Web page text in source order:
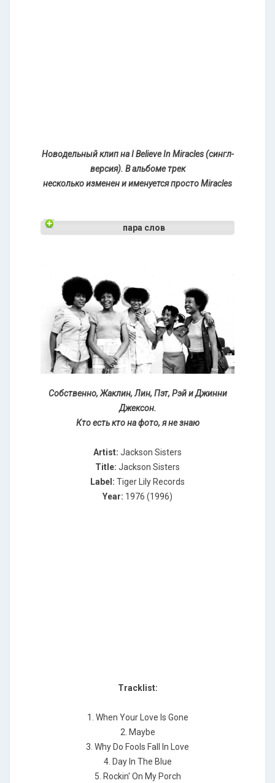
Новодельный клип на I Believe In Miracles (сингл-
версия). В альбоме трек
несколько изменен и именуется просто Miracles
пара слов
Cобственно, Жаклин, Лин, Пэт, Рэй и Джинни
Джексон.
Кто есть кто на фото, я не знаю
Artist: Jackson Sisters
Title: Jackson Sisters
Label: Tiger Lily Records
Year: 1976 (1996)
Tracklist:
1. When Your Love Is Gone
2. Maybe
3. Why Do Fools Fall In Love
4. Day In The Blue
5. Rockin' On My Porch